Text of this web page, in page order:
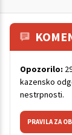
Opozorilo:
kazensko
nestrpnosti.
PRAVILA ZA